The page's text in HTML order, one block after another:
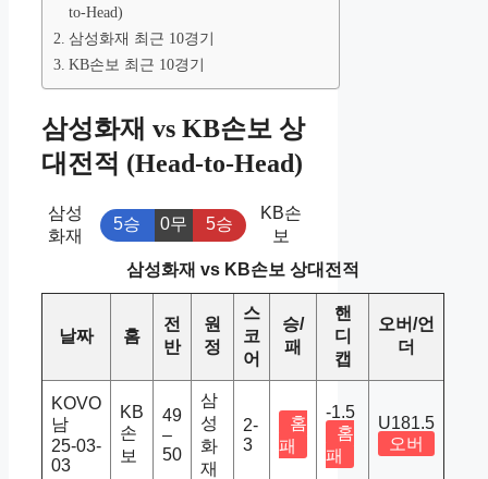
to-Head)
삼성화재 최근 10경기
KB손보 최근 10경기
삼성화재 vs KB손보 상
대전적 (Head-to-Head)
삼성
화재
5승 0무 5승
KB손
보
삼성화재 vs KB손보 상대전적
날짜 홈
전
반
원
정
스
코
어
승/
패
핸
디
캡
오버/언
더
KOVO
남
25-03-
03
KB
손
보
49
–
50
삼
성
화
재
2-
3
홈
패
-1.5
홈
패
U181.5
오버